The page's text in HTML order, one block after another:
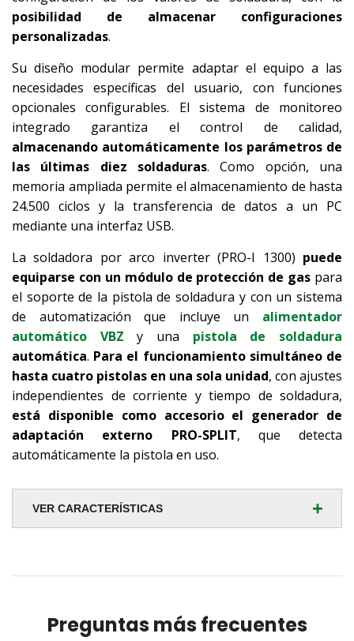
posibilidad de almacenar configuraciones
personalizadas.
Su diseño modular permite adaptar el equipo a las
necesidades específicas del usuario, con funciones
opcionales configurables. El sistema de monitoreo
integrado garantiza el control de calidad,
almacenando automáticamente los parámetros de
las últimas diez soldaduras. Como opción, una
memoria ampliada permite el almacenamiento de hasta
24.500 ciclos y la transferencia de datos a un PC
mediante una interfaz USB.
La soldadora por arco inverter (PRO-I 1300) puede
equiparse con un módulo de protección de gas para
el soporte de la pistola de soldadura y con un sistema
de automatización que incluye un alimentador
automático VBZ y una pistola de soldadura
automática. Para el funcionamiento simultáneo de
hasta cuatro pistolas en una sola unidad, con ajustes
independientes de corriente y tiempo de soldadura,
está disponible como accesorio el generador de
adaptación externo PRO-SPLIT, que detecta
automáticamente la pistola en uso.
+
VER CARACTERÍSTICAS
Preguntas más frecuentes